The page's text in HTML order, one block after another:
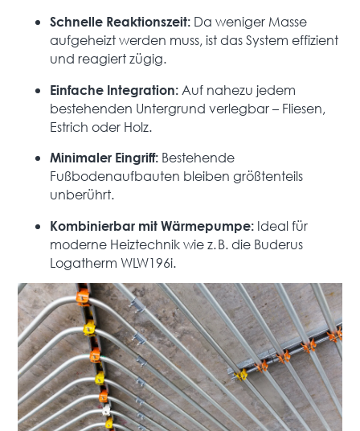
Schnelle Reaktionszeit: Da weniger Masse
aufgeheizt werden muss, ist das System effizient
und reagiert zügig.
Einfache Integration: Auf nahezu jedem
bestehenden Untergrund verlegbar – Fliesen,
Estrich oder Holz.
Minimaler Eingriff: Bestehende
Fußbodenaufbauten bleiben größtenteils
unberührt.
Kombinierbar mit Wärmepumpe: Ideal für
moderne Heiztechnik wie z. B. die Buderus
Logatherm WLW196i.